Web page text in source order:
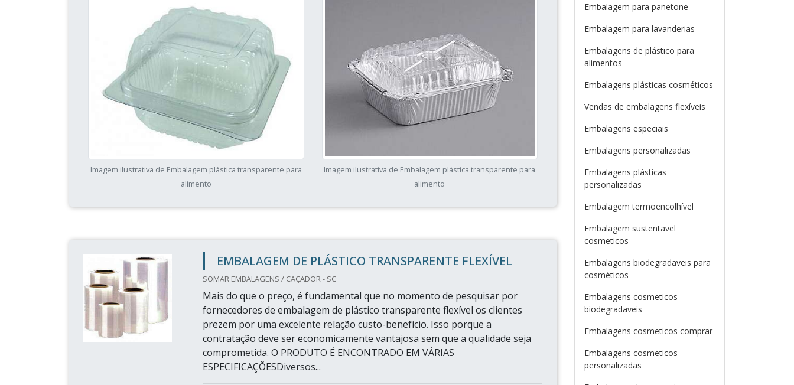
Imagem ilustrativa de Embalagem plástica transparente para
alimento
Imagem ilustrativa de Embalagem plástica transparente para
alimento
EMBALAGEM DE PLÁSTICO TRANSPARENTE FLEXÍVEL
SOMAR EMBALAGENS / CAÇADOR - SC
Mais do que o preço, é fundamental que no momento de pesquisar por
fornecedores de embalagem de plástico transparente flexível os clientes
prezem por uma excelente relação custo-benefício. Isso porque a
contratação deve ser economicamente vantajosa sem que a qualidade seja
comprometida. O PRODUTO É ENCONTRADO EM VÁRIAS
ESPECIFICAÇÕESDiversos...
Embalagem para panetone
Embalagem para lavanderias
Embalagens de plástico para
alimentos
Embalagens plásticas cosméticos
Vendas de embalagens flexíveis
Embalagens especiais
Embalagens personalizadas
Embalagens plásticas
personalizadas
Embalagem termoencolhível
Embalagem sustentavel
cosmeticos
Embalagens biodegradaveis para
cosméticos
Embalagens cosmeticos
biodegradaveis
Embalagens cosmeticos comprar
Embalagens cosmeticos
personalizadas